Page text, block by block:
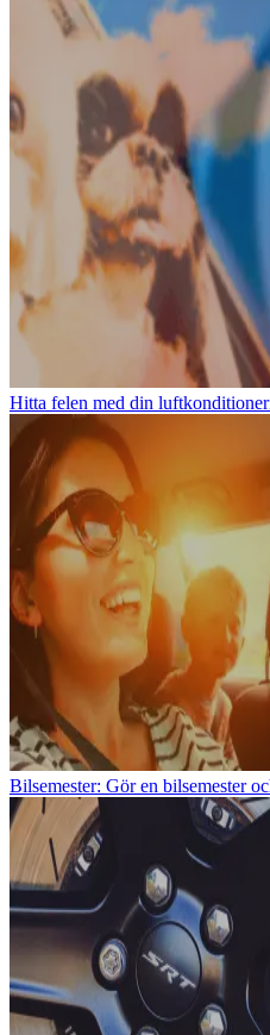
Hitta felen med din
Bilsemester: Gör en bilsemester